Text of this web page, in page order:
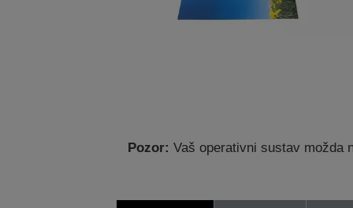
Pozor: Vaš operativni sustav možda